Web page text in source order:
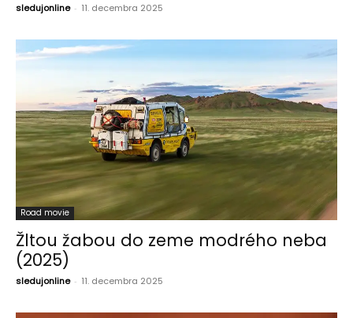
sledujonline - 11. decembra 2025
Road movie
Žltou žabou do zeme modrého neba
(2025)
sledujonline - 11. decembra 2025